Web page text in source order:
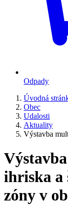
Odpady
Úvodná
Obec
Udalosti
Aktuality
Výstavba
ihriska a
zóny v